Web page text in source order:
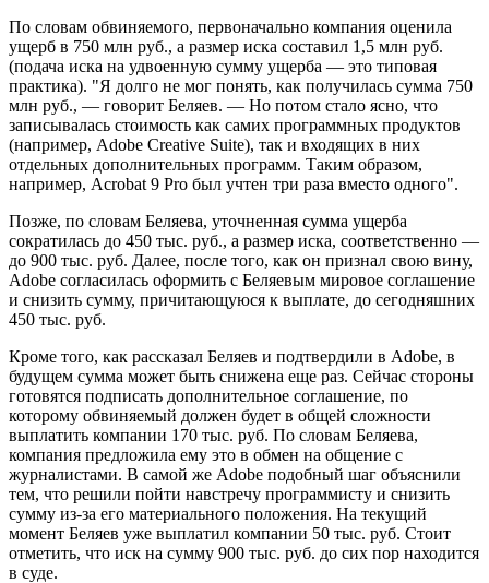
По словам обвиняемого, первоначально компания оценила
ущерб в 750 млн руб., а размер иска составил 1,5 млн руб.
(подача иска на удвоенную сумму ущерба — это типовая
практика). "Я долго не мог понять, как получилась сумма 750
млн руб., — говорит Беляев. — Но потом стало ясно, что
записывалась стоимость как самих программных продуктов
(например, Adobe Creative Suite), так и входящих в них
отдельных дополнительных программ. Таким образом,
например, Acrobat 9 Pro был учтен три раза вместо одного".
Позже, по словам Беляева, уточненная сумма ущерба
сократилась до 450 тыс. руб., а размер иска, соответственно —
до 900 тыс. руб. Далее, после того, как он признал свою вину,
Adobe согласилась оформить с Беляевым мировое соглашение
и снизить сумму, причитающуюся к выплате, до сегодняшних
450 тыс. руб.
Кроме того, как рассказал Беляев и подтвердили в Adobe, в
будущем сумма может быть снижена еще раз. Сейчас стороны
готовятся подписать дополнительное соглашение, по
которому обвиняемый должен будет в общей сложности
выплатить компании 170 тыс. руб. По словам Беляева,
компания предложила ему это в обмен на общение с
журналистами. В самой же Adobe подобный шаг объяснили
тем, что решили пойти навстречу программисту и снизить
сумму из-за его материального положения. На текущий
момент Беляев уже выплатил компании 50 тыс. руб. Стоит
отметить, что иск на сумму 900 тыс. руб. до сих пор находится
в суде.